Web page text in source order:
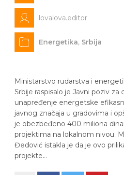
lovalova.editor
Energetika, Srbija
Ministarstvo rudarstva i
Srbije raspisalo je Javni poziv za
unapređenje energetske
javnog značaja u gradovima i
je obezbeđeno 400 miliona
projektima na lokalnom nivou.
Đedović istakla je da je ovo
projekte…